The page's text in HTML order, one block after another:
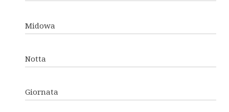
Midowa
Notta
Giornata